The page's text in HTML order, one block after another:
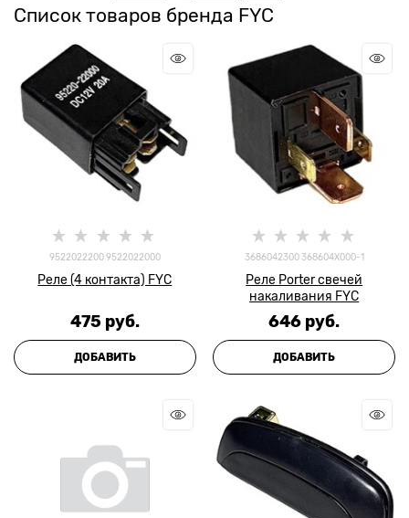
Список товаров бренда FYC
9522022200 9522022000
Реле (4 контакта) FYC
475 руб.
ДОБАВИТЬ
3686042300 368604X000-1
Реле Porter свечей
накаливания FYC
646 руб.
ДОБАВИТЬ